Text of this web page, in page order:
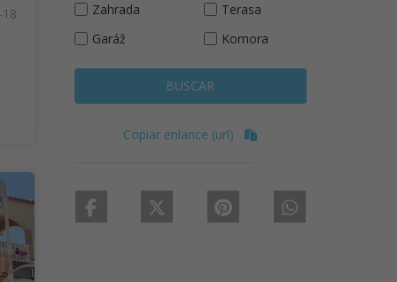
Zahrada
Terasa
Garáž
Komora
BUSCAR
Copiar enlance (url)